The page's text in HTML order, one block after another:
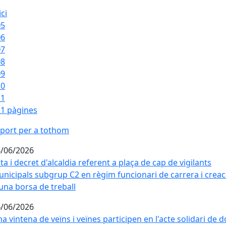
pàgines
per a tothom
per a tothom
06/2026
i decret d'alcaldia referent a plaça de cap de vigilants
subgrup C2 en règim funcionari de carrera i
borsa de treball
06/2026
vintena de veïns i veïnes participen en l'acte solidari de
vintena de veïns i veïnes participen en l'acte solidari de